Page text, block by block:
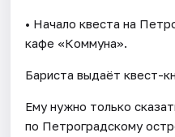
• Начало квеста на
кафе «Коммуна».
Бариста выдаёт квест-
Ему нужно только
по Петроградскому